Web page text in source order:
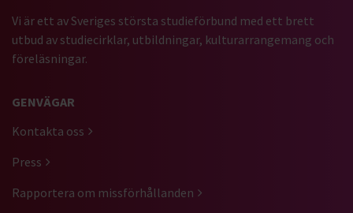
Vi är ett av Sveriges största studieförbund med ett brett
utbud av studiecirklar, utbildningar, kulturarrangemang och
föreläsningar.
GENVÄGAR
Kontakta oss
Press
Rapportera om missförhållanden